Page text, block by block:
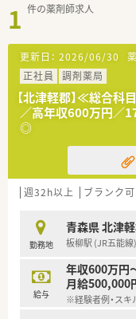
1 件の薬剤師求人
更新日： 2026/06/30
正社員
調剤薬局
【北津軽郡】≪総合
／高年収600万円／
◎
週32h以上 ブランク可
勤務地
青森県 北津
板柳駅 (JR五能線)
給与
年収600万円
月給500,000
※経験者例・スキ